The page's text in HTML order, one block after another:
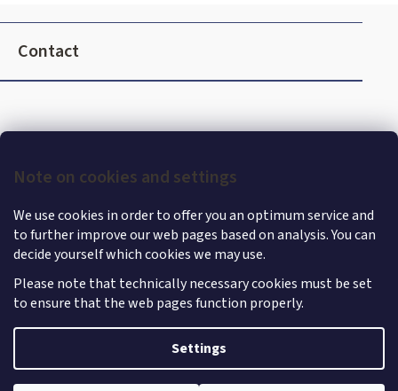
Note on cookies and settings
We use cookies in order to offer you an optimum service and
to further improve our web pages based on analysis. You can
decide yourself which cookies we may use.
Please note that technically necessary cookies must be set
to ensure that the web pages function properly.
Settings
s
F
o
e
Contact
Shoptet |mime digital
MercedesStore. All rights reserved.
cookie settings